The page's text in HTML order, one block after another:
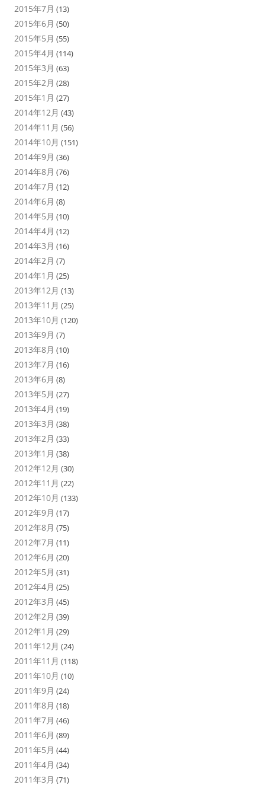
2015年7月 (13)
2015年6月 (50)
2015年5月 (55)
2015年4月 (114)
2015年3月 (63)
2015年2月 (28)
2015年1月 (27)
2014年12月 (43)
2014年11月 (56)
2014年10月 (151)
2014年9月 (36)
2014年8月 (76)
2014年7月 (12)
2014年6月 (8)
2014年5月 (10)
2014年4月 (12)
2014年3月 (16)
2014年2月 (7)
2014年1月 (25)
2013年12月 (13)
2013年11月 (25)
2013年10月 (120)
2013年9月 (7)
2013年8月 (10)
2013年7月 (16)
2013年6月 (8)
2013年5月 (27)
2013年4月 (19)
2013年3月 (38)
2013年2月 (33)
2013年1月 (38)
2012年12月 (30)
2012年11月 (22)
2012年10月 (133)
2012年9月 (17)
2012年8月 (75)
2012年7月 (11)
2012年6月 (20)
2012年5月 (31)
2012年4月 (25)
2012年3月 (45)
2012年2月 (39)
2012年1月 (29)
2011年12月 (24)
2011年11月 (118)
2011年10月 (10)
2011年9月 (24)
2011年8月 (18)
2011年7月 (46)
2011年6月 (89)
2011年5月 (44)
2011年4月 (34)
2011年3月 (71)